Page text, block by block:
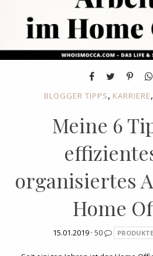
BLOGGER TIPPS, KARRIERE,
Meine 6
organisiertes
Home
15.01.2019 · 50